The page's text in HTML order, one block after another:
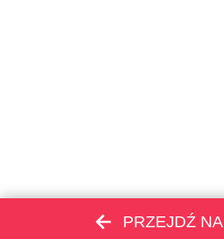
PRZEJDŹ NA